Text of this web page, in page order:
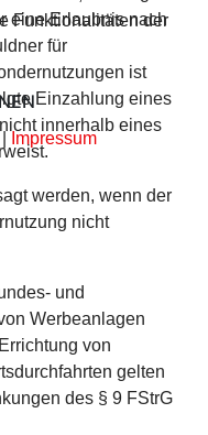
eine Erlaubnis nach
für
ist
Einzahlung eines
innerhalb eines
werden, wenn der
nicht
und
Werbeanlagen
von
gelten
des § 9 FStrG
Funktionalitäten der
Impressum